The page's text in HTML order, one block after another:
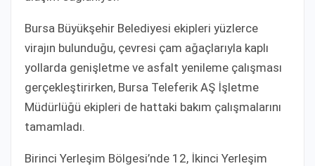
Bursa Büyükşehir Belediyesi ekipleri yüzlerce
virajın bulunduğu, çevresi çam ağaçlarıyla kaplı
yollarda genişletme ve asfalt yenileme çalışması
gerçekleştirirken, Bursa Teleferik AŞ İşletme
Müdürlüğü ekipleri de hattaki bakım çalışmalarını
tamamladı.
Birinci Yerleşim Bölgesi’nde 12, İkinci Yerleşim